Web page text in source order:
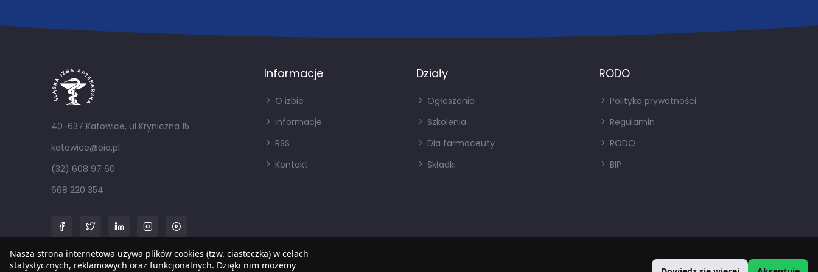
40-637 Katowice, ul Kryniczna 15
katowice@oia.pl
(32) 608 97 60
668 220 354
Informacje
O izbie
Informacje
RSS
Kontakt
Działy
Ogłoszenia
Szkolenia
Dla farmaceuty
Składki
RODO
Polityka prywatności
Regulamin
RODO
BIP
Nasza strona internetowa używa plików cookies (tzw. ciasteczka) w celach
statystycznych, reklamowych oraz funkcjonalnych. Dzięki nim możemy